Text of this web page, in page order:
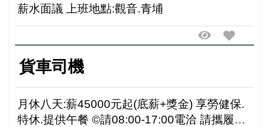
薪水面議 上班地點:觀音.青埔
貨車司機
月休八天:薪45000元起(底薪+獎金) 享勞健保.
特休.提供午餐 ©請08:00-17:00電洽 請攜履歷